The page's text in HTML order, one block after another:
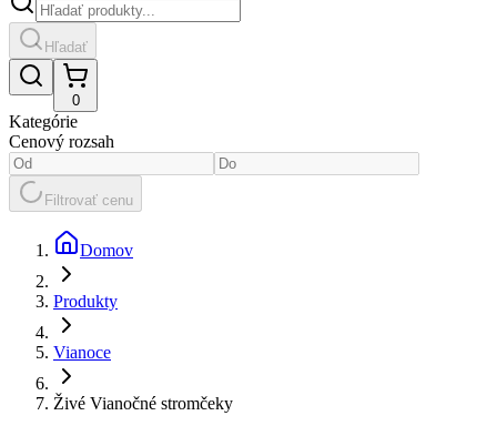
Hľadať
0
Kategórie
Cenový rozsah
Filtrovať cenu
Domov
Produkty
Vianoce
Živé Vianočné stromčeky